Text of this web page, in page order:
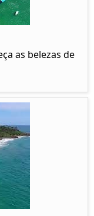
as belezas de